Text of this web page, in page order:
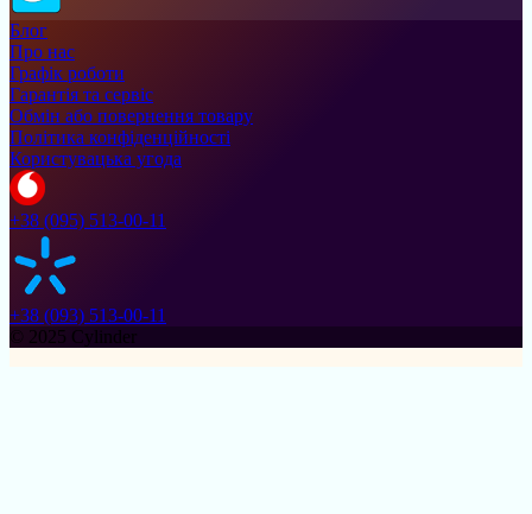
Блог
Про нас
Графік роботи
Гарантія та сервіс
Обмін або повернення товару
Політика конфіденційності
Користувацька угода
+38 (095) 513-00-11
+38 (093) 513-00-11
© 2025 Cylinder